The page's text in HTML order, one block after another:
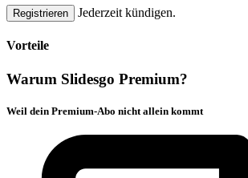
Registrieren Jederzeit kündigen.
Vorteile
Warum Slidesgo Premium?
Weil dein Premium-Abo nicht allein kommt